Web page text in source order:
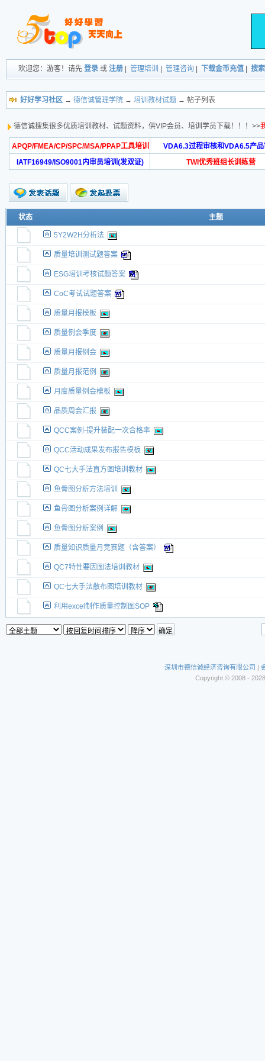
欢迎您：游客！请先 登录 或 注册 管理培训 管理咨询 下载金币充值 搜索
好好学习社区 → 德信诚管理学院 → 培训教材试题 → 帖子列表
德信诚搜集很多优质培训教材、试题资料，供VIP会员、培训学员下载！！！>>
APQP/FMEA/CP/SPC/MSA/PPAP工具培训
VDA6.3过程审核和VDA6.5产品
IATF16949/ISO9001内审员培训(发双证)
TWI优秀班组长训练营
状态 主题
5Y2W2H分析法
质量培训测试题答案
ESG培训考核试题答案
CoC考试试题答案
质量月报模板
质量例会季度
质量月报例会
质量月报范例
月度质量例会模板
品质周会汇报
QCC案例-提升装配一次合格率
QCC活动成果发布报告模板
QC七大手法直方图培训教材
鱼骨图分析方法培训
鱼骨图分析案例详解
鱼骨图分析案例
质量知识质量月竞赛题（含答案）
QC7特性要因图法培训教材
QC七大手法散布图培训教材
利用excel制作质量控制图SOP
深圳市德信诚经济咨询有限公司 |
Copyright © 2008 -